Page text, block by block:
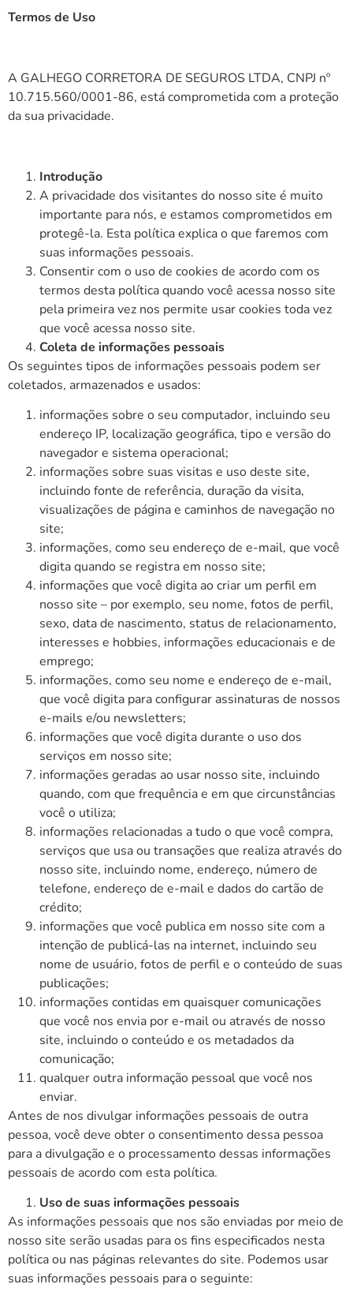
Termos de Uso
A GALHEGO CORRETORA DE SEGUROS LTDA, CNPJ nº
10.715.560/0001-86, está comprometida com a proteção
da sua privacidade.
Introdução
A privacidade dos visitantes do nosso site é muito
importante para nós, e estamos comprometidos em
protegê-la. Esta política explica o que faremos com
suas informações pessoais.
Consentir com o uso de cookies de acordo com os
termos desta política quando você acessa nosso site
pela primeira vez nos permite usar cookies toda vez
que você acessa nosso site.
Coleta de informações pessoais
Os seguintes tipos de informações pessoais podem ser
coletados, armazenados e usados:
informações sobre o seu computador, incluindo seu
endereço IP, localização geográfica, tipo e versão do
navegador e sistema operacional;
informações sobre suas visitas e uso deste site,
incluindo fonte de referência, duração da visita,
visualizações de página e caminhos de navegação no
site;
informações, como seu endereço de e-mail, que você
digita quando se registra em nosso site;
informações que você digita ao criar um perfil em
nosso site – por exemplo, seu nome, fotos de perfil,
sexo, data de nascimento, status de relacionamento,
interesses e hobbies, informações educacionais e de
emprego;
informações, como seu nome e endereço de e-mail,
que você digita para configurar assinaturas de nossos
e-mails e/ou newsletters;
informações que você digita durante o uso dos
serviços em nosso site;
informações geradas ao usar nosso site, incluindo
quando, com que frequência e em que circunstâncias
você o utiliza;
informações relacionadas a tudo o que você compra,
serviços que usa ou transações que realiza através do
nosso site, incluindo nome, endereço, número de
telefone, endereço de e-mail e dados do cartão de
crédito;
informações que você publica em nosso site com a
intenção de publicá-las na internet, incluindo seu
nome de usuário, fotos de perfil e o conteúdo de suas
publicações;
informações contidas em quaisquer comunicações
que você nos envia por e-mail ou através de nosso
site, incluindo o conteúdo e os metadados da
comunicação;
qualquer outra informação pessoal que você nos
enviar.
Antes de nos divulgar informações pessoais de outra
pessoa, você deve obter o consentimento dessa pessoa
para a divulgação e o processamento dessas informações
pessoais de acordo com esta política.
Uso de suas informações pessoais
As informações pessoais que nos são enviadas por meio de
nosso site serão usadas para os fins especificados nesta
política ou nas páginas relevantes do site. Podemos usar
suas informações pessoais para o seguinte: